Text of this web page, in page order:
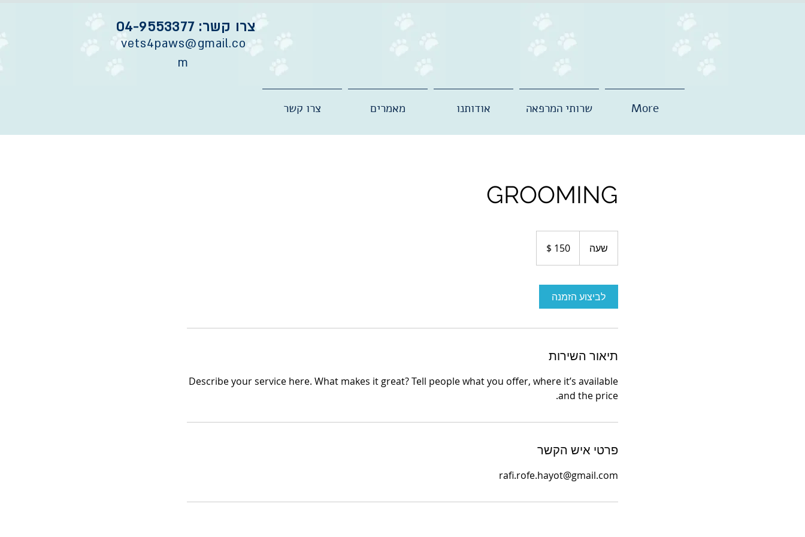
צרו קשר: 04-9553377
vets4paws@gmail.co
m
צרו קשר מאמרים אודותנו שרותי המרפאה More
GROOMING
שעה
ע
אמריקאי
לביצוע הזמנה
תיאור השירות
Describe your service here. What makes it great? Tell people what you offer, where it’s available
and the price.
פרטי איש הקשר
rafi.rofe.hayot@gmail.com